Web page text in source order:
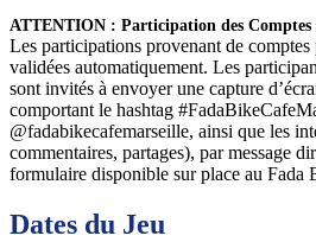
ATTENTION : Participation des Comptes
Les participations provenant de
validées automatiquement. Les
sont invités à envoyer une capture
comportant le hashtag
@fadabikecafemarseille, ainsi que les
commentaires, partages), par message
formulaire disponible sur place au Fada
Dates du Jeu